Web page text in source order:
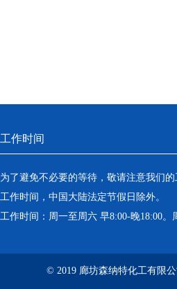
工作时间
为了避免不必要的等待，敬请注意我们
工作时间，中国大陆法定节假日除外。
工作时间：周一至周六 早8:00-晚18:00。
© 2019 廊坊森纳特化工有限